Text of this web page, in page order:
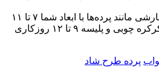
ساخت محصولات سفارشی مانند پرده‌ها با ابعاد شما ۷ تا ۱۱
روزکاری و پرده‌های کرکره چوبی و پلیسه ۹ تا ۱۲ روزکاری
طرح شاد